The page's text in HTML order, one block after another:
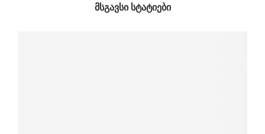
ᲛᲡᲒᲐᲕᲡᲘ ᲡᲢᲐᲢᲘᲔᲑᲘ